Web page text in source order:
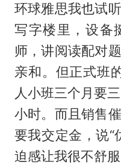
环球雅思我也试
写字楼里，设备
师，讲阅读配对
亲和。但正式班
人小班三个月要
小时。而且销售
要我交定金，说“
迫感让我很不舒服